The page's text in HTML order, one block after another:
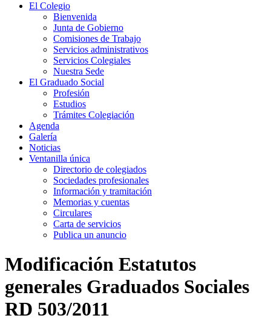
El Colegio
Bienvenida
Junta de Gobierno
Comisiones de Trabajo
Servicios administrativos
Servicios Colegiales
Nuestra Sede
El Graduado Social
Profesión
Estudios
Trámites Colegiación
Agenda
Galería
Noticias
Ventanilla única
Directorio de colegiados
Sociedades profesionales
Información y tramitación
Memorias y cuentas
Circulares
Carta de servicios
Publica un anuncio
Modificación Estatutos
generales Graduados Sociales
RD 503/2011